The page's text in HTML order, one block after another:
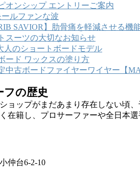
オンシップ エントリーご案内
ルファンな波
SAVIOR】肋骨痛を軽減させる機
スーツの大切なお知らせ
人のショートボードモデル
ード ワックスの塗り方
中古ボードファイヤーワイヤー【
フの歴史
ョップがまだあまり存在しない頃
在籍し、プロサーファーや全日本
仲台6-2-10